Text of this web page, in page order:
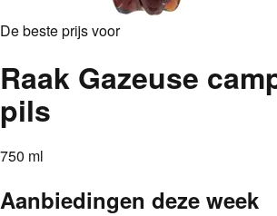
De beste prijs voor
Raak Gazeuse
pils
750 ml
Aanbiedingen deze week